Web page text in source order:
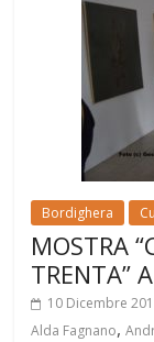
Bordighera
MOSTRA
TRENTA”
10 Dicembre
Alda Fagnano,